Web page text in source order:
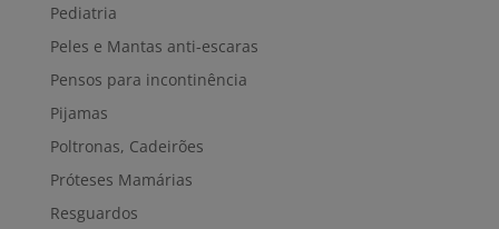
Pediatria
Peles e Mantas anti-escaras
Pensos para incontinência
Pijamas
Poltronas, Cadeirões
Próteses Mamárias
Resguardos